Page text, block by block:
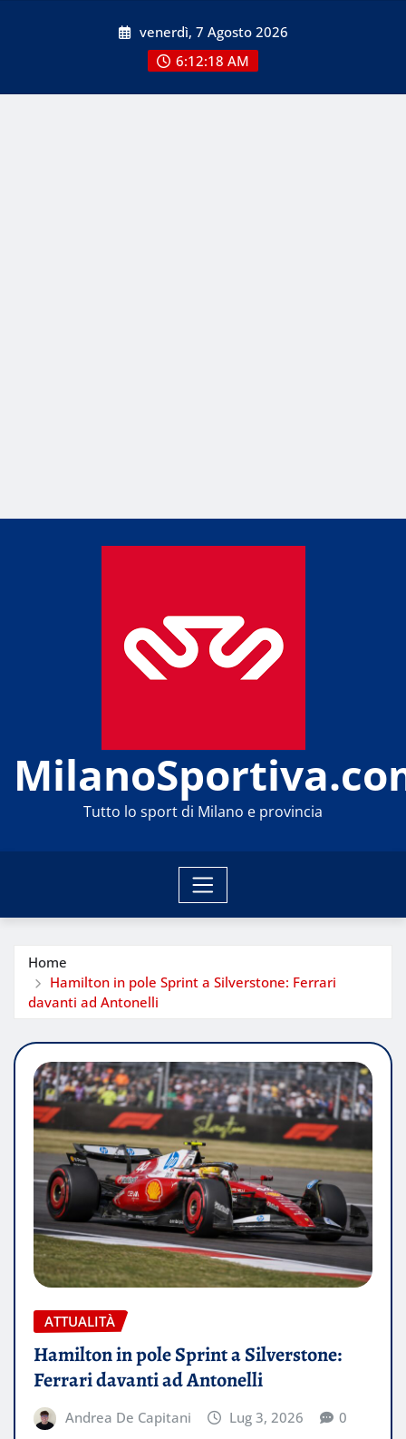
venerdì, 7 Agosto 2026
6:12:20 AM
Tutto lo sport di Milano e provincia
Home
Hamilton in pole Sprint a Silverstone: Ferrari
davanti ad Antonelli
ATTUALITÀ
Hamilton in pole Sprint a Silverstone:
Ferrari davanti ad Antonelli
Andrea De Capitani Lug 3, 2026 0